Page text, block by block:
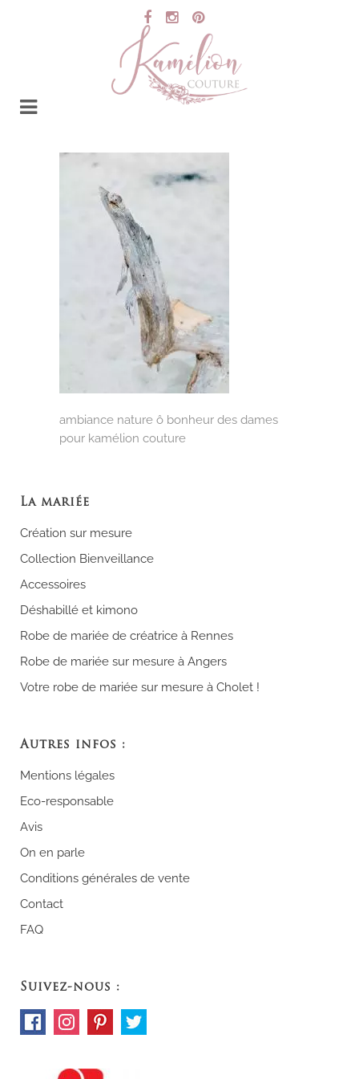
ambiance nature ô bonheur des dames
pour kamélion couture
La mariée
Création sur mesure
Collection Bienveillance
Accessoires
Déshabillé et kimono
Robe de mariée de créatrice à Rennes
Robe de mariée sur mesure à Angers
Votre robe de mariée sur mesure à Cholet !
Autres infos :
Mentions légales
Eco-responsable
Avis
On en parle
Conditions générales de vente
Contact
FAQ
Suivez-nous :